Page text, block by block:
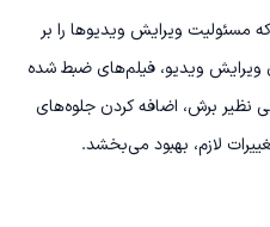
مسئولیت ویرایش ویدیوها را بر
ویرایش ویدیو، فیلم‌های ضبط شده
نظیر برش، اضافه کردن جلوه‌های
لازم، بهبود می‌بخشد.